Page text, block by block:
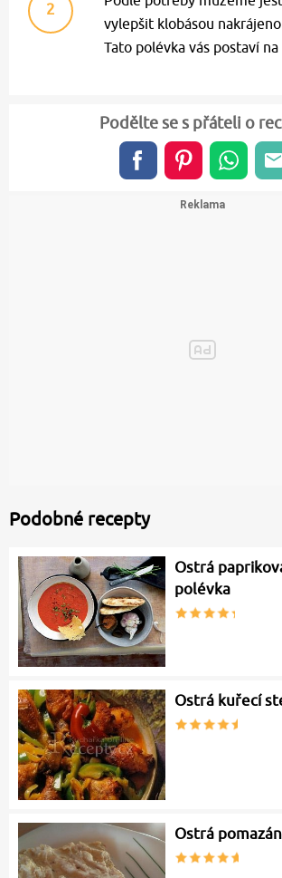
2
vylepšit klobásou
Tato polévka vás postaví na
Podělte se s přáteli o
Podobné recepty
Ostrá
polévka
Ostrá kuřecí
Ostrá